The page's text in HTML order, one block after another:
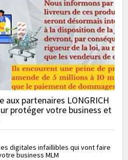
partenaires LONGRICH
protéger votre business et
digitales infaillibles qui vont faire
business MLM